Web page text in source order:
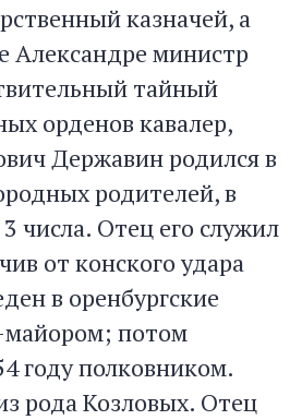
казначей, а
Александре министр
тайный
орденов кавалер,
Державин родился в
родителей, в
числа. Отец его служил
от конского удара
в оренбургские
потом
году полковником.
рода Козловых. Отец